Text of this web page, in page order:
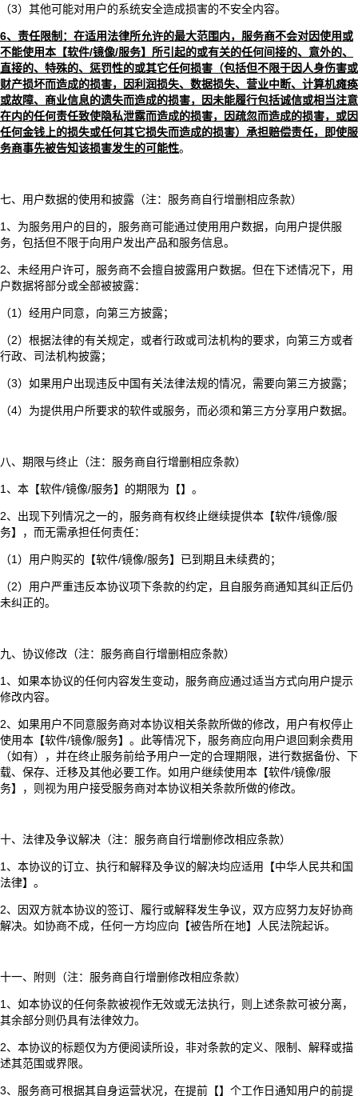
（3）其他可能对用户的系统安全造成损害的不安全内容。
6、责任限制：在适用法律所允许的最大范围内，服务商不会对因使用或
不能使用本【软件/镜像/服务】所引起的或有关的任何间接的、意外的、
直接的、特殊的、惩罚性的或其它任何损害（包括但不限于因人身伤害或
财产损坏而造成的损害，因利润损失、数据损失、营业中断、计算机瘫痪
或故障、商业信息的遗失而造成的损害，因未能履行包括诚信或相当注意
在内的任何责任致使隐私泄露而造成的损害，因疏忽而造成的损害，或因
任何金钱上的损失或任何其它损失而造成的损害）承担赔偿责任，即使服
务商事先被告知该损害发生的可能性。
七、用户数据的使用和披露（注：服务商自行增删相应条款）
1、为服务用户的目的，服务商可能通过使用用户数据，向用户提供服
务，包括但不限于向用户发出产品和服务信息。
2、未经用户许可，服务商不会擅自披露用户数据。但在下述情况下，用
户数据将部分或全部被披露：
（1）经用户同意，向第三方披露；
（2）根据法律的有关规定，或者行政或司法机构的要求，向第三方或者
行政、司法机构披露；
（3）如果用户出现违反中国有关法律法规的情况，需要向第三方披露；
（4）为提供用户所要求的软件或服务，而必须和第三方分享用户数据。
八、期限与终止（注：服务商自行增删相应条款）
1、本【软件/镜像/服务】的期限为【】。
2、出现下列情况之一的，服务商有权终止继续提供本【软件/镜像/服
务】，而无需承担任何责任：
（1）用户购买的【软件/镜像/服务】已到期且未续费的；
（2）用户严重违反本协议项下条款的约定，且自服务商通知其纠正后仍
未纠正的。
九、协议修改（注：服务商自行增删相应条款）
1、如果本协议的任何内容发生变动，服务商应通过适当方式向用户提示
修改内容。
2、如果用户不同意服务商对本协议相关条款所做的修改，用户有权停止
使用本【软件/镜像/服务】。此等情况下，服务商应向用户退回剩余费用
（如有），并在终止服务前给予用户一定的合理期限，进行数据备份、下
载、保存、迁移及其他必要工作。如用户继续使用本【软件/镜像/服
务】，则视为用户接受服务商对本协议相关条款所做的修改。
十、法律及争议解决（注：服务商自行增删修改相应条款）
1、本协议的订立、执行和解释及争议的解决均应适用【中华人民共和国
法律】。
2、因双方就本协议的签订、履行或解释发生争议，双方应努力友好协商
解决。如协商不成，任何一方均应向【被告所在地】人民法院起诉。
十一、附则（注：服务商自行增删修改相应条款）
1、如本协议的任何条款被视作无效或无法执行，则上述条款可被分离，
其余部分则仍具有法律效力。
2、本协议的标题仅为方便阅读所设，非对条款的定义、限制、解释或描
述其范围或界限。
3、服务商可根据其自身运营状况，在提前【】个工作日通知用户的前提